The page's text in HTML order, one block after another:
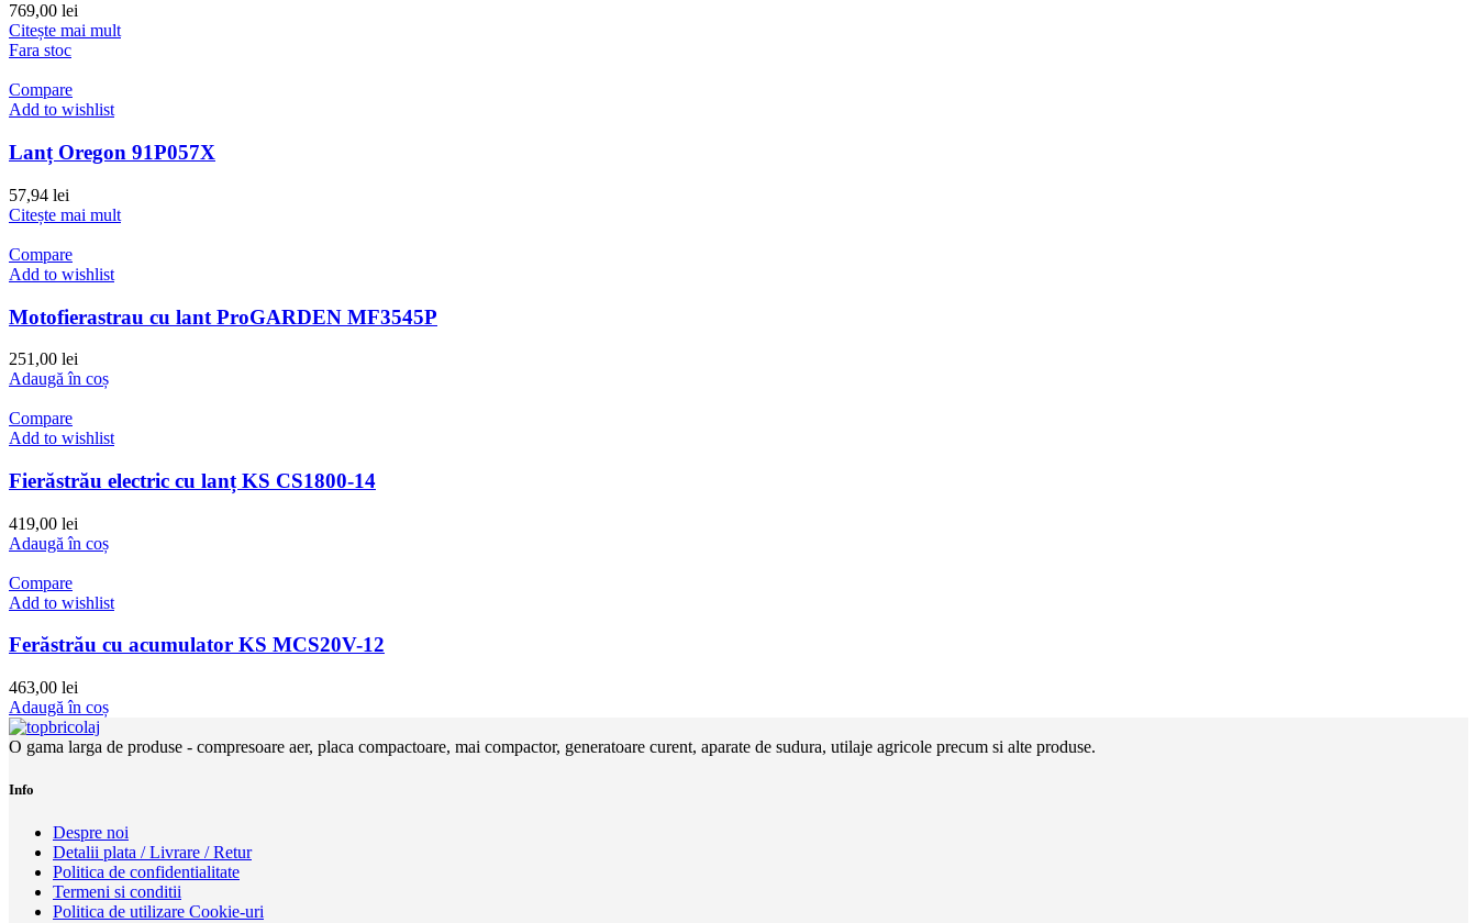
769,00 lei
Citește mai mult
Fara stoc
Compare
Add to wishlist
Lanț Oregon 91P057X
57,94 lei
Citește mai mult
Compare
Add to wishlist
Motofierastrau cu lant ProGARDEN MF3545P
251,00 lei
Adaugă în coș
Compare
Add to wishlist
Fierăstrău electric cu lanț KS CS1800-14
419,00 lei
Adaugă în coș
Compare
Add to wishlist
Ferăstrău cu acumulator KS MCS20V-12
463,00 lei
Adaugă în coș
O gama larga de produse - compresoare aer, placa compactoare, mai compactor, generatoare curent, aparate de sudura, utilaje agricole precum si alte produse.
Info
Despre noi
Detalii plata / Livrare / Retur
Politica de confidentialitate
Termeni si conditii
Politica de utilizare Cookie-uri